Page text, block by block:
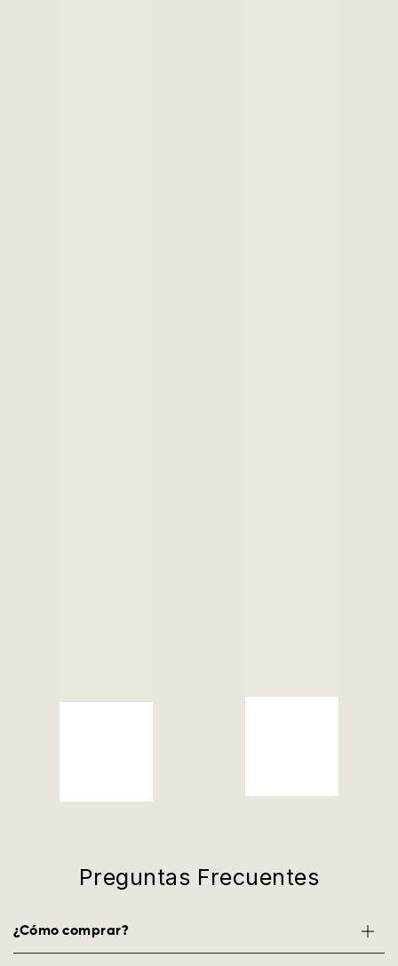
Preguntas Frecuentes
¿Cómo comprar?